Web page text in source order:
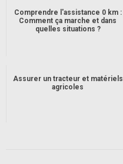
Comprendre l'assistance 0 km :
Comment ça marche et dans
quelles situations ?
Assurer un tracteur et matériels
agricoles